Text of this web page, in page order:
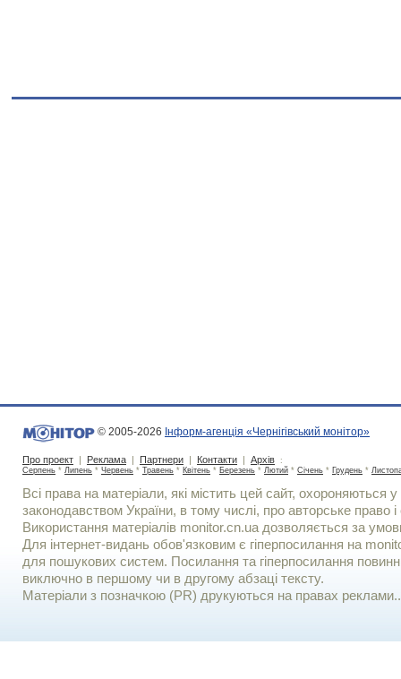
© 2005-2026 Інформ-агенція «Чернігівський монітор»
Про проект | Реклама | Партнери | Контакти | Архів :
Серпень * Липень * Червень * Травень * Квітень * Березень * Лютий * Січень * Грудень *
Всі права на матеріали, які містить цей сайт, охороняються у
законодавством України, в тому числі, про авторське право і
Використання матерiалiв monitor.cn.ua дозволяється за
Для iнтернет-видань обов'язковим є гiперпосилання на
для пошукових систем. Посилання та гіперпосилання
виключно в першому чи в другому абзаці тексту.
Матеріали з позначкою (PR) друкуються на правах реклами..